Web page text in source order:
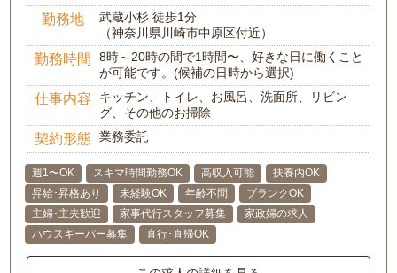
勤務地
武蔵小杉 徒歩1分
（神奈川県川崎市中原区付近）
勤務時間
8時～20時の間で1時間〜、好きな日に働くこと
が可能です。(候補の日時から選択)
仕事内容
キッチン、トイレ、お風呂、洗面所、リビン
グ、その他のお掃除
契約形態 業務委託
週1〜OK スキマ時間勤務OK 高収入可能
扶養内OK
昇給･昇格あり
未経験OK 年齢不問
ブランクOK
主婦･主夫歓迎
家事代行スタッフ募集
家政婦の求人
ハウスキーパー募集
直行･直帰OK